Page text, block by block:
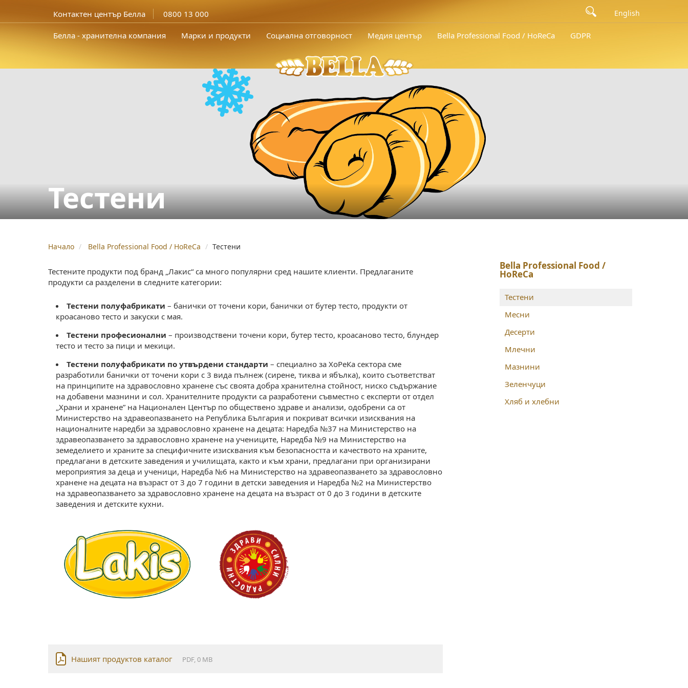
Контактен център Белла 0800 13 000 English
Белла - хранителна компания Марки и продукти Социална отговорност Медия център Bella Professional Food / HoReCa GDPR
Тестени
Начало Bella Professional Food / HoReCa Тестени
Тестените продукти под бранд „Лакис“ са много популярни сред нашите клиенти. Предлаганите
продукти са разделени в следните категории:
Тестени полуфабрикати– банички от точени кори, банички от бутер тесто, продукти от
кроасаново тесто и закуски с мая.
Тестени професионални– производствени точени кори, бутер тесто, кроасаново тесто, блундер
тесто и тесто за пици и мекици.
Тестени полуфабрикати по утвърдени стандарти– специално за ХоРеКа сектора сме
разработили банички от точени кори с 3 вида пълнеж (сирене, тиква и ябълка), които съответстват
на принципите на здравословно хранене със своята добра хранителна стойност, ниско съдържание
на добавени мазнини и сол. Хранителните продукти са разработени съвместно с експерти от отдел
„Храни и хранене” на Национален Център по обществено здраве и анализи, одобрени са от
Министерство на здравеопазването на Република България и покриват всички изисквания на
националните наредби за здравословно хранене на децата: Наредба №37 на Министерство на
здравеопазването за здравословно хранене на учениците, Наредба №9 на Министерство на
земеделието и храните за специфичните изисквания към безопасността и качеството на храните,
предлагани в детските заведения и училищата, както и към храни, предлагани при организирани
мероприятия за деца и ученици, Наредба №6 на Министерство на здравеопазването за здравословно
хранене на децата на възраст от 3 до 7 години в детски заведения и Наредба №2 на Министерство
на здравеопазването за здравословно хранене на децата на възраст от 0 до 3 години в детските
заведения и детските кухни.
Нашият продуктов каталог PDF, 0 MB
Bella Professional Food /
HoReCa
Тестени
Месни
Десерти
Млечни
Мазнини
Зеленчуци
Хляб и хлебни